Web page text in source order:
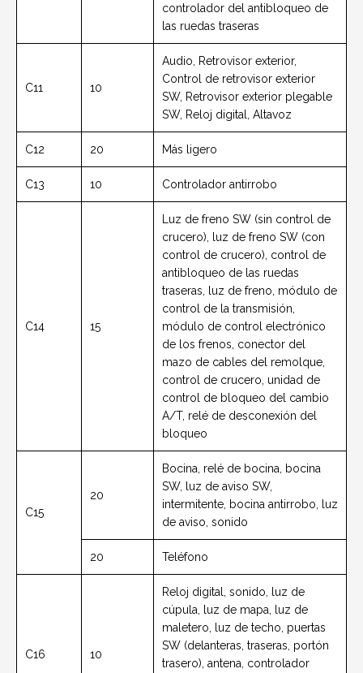
controlador del antibloqueo de
las ruedas traseras
C11 10
Audio, Retrovisor exterior,
Control de retrovisor exterior
SW, Retrovisor exterior plegable
SW, Reloj digital, Altavoz
C12 20 Más ligero
C13 10 Controlador antirrobo
C14 15
Luz de freno SW (sin control de
crucero), luz de freno SW (con
control de crucero), control de
antibloqueo de las ruedas
traseras, luz de freno, módulo de
control de la transmisión,
módulo de control electrónico
de los frenos, conector del
mazo de cables del remolque,
control de crucero, unidad de
control de bloqueo del cambio
A/T, relé de desconexión del
bloqueo
C15
20
Bocina, relé de bocina, bocina
SW, luz de aviso SW,
intermitente, bocina antirrobo, luz
de aviso, sonido
20 Teléfono
C16 10
Reloj digital, sonido, luz de
cúpula, luz de mapa, luz de
maletero, luz de techo, puertas
SW (delanteras, traseras, portón
trasero), antena, controlador